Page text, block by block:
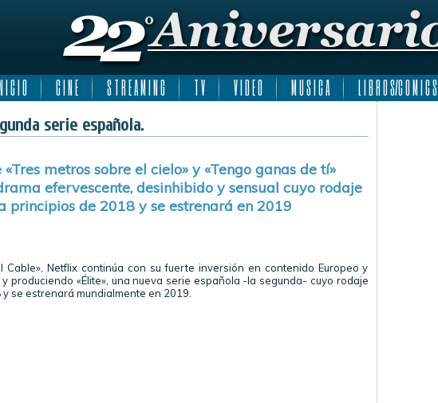
I C I O C I N E S T R E A M I N G T V V I D E O M U S I C A L I B R O S/C O M I C S
serie española.
metros sobre el cielo» y «Tengo ganas de tí»
efervescente, desinhibido y sensual cuyo rodaje
principios de 2018 y se estrenará en 2019
Cable», Netflix continúa con su fuerte inversión en contenido Europeo y
produciendo «Élite», una nueva serie española -la segunda- cuyo rodaje
se estrenará mundialmente en 2019.